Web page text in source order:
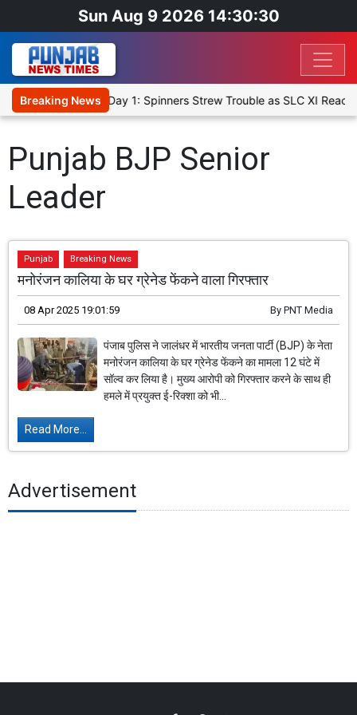
Sun Aug 9 2026 14:30:30
Breaking News
Warm-Up Match Day 1: Spinners Strew Trouble as SLC XI
Punjab BJP Senior
Leader
Punjab Breaking News
मनोरंजन कालिया के घर ग्रेनेड फेंकने वाला गिरफ्तार
08 Apr 2025 19:01:59 By PNT Media
पंजाब पुलिस ने जालंधर में भारतीय जनता पार्टी (BJP) के नेता
मनोरंजन कालिया के घर ग्रेनेड फेंकने का मामला 12 घंटे में
सॉल्व कर लिया है। मुख्य आरोपी को गिरफ्तार करने के साथ ही
हमले में प्रयुक्त ई-रिक्शा को भी...
Read More...
Advertisement